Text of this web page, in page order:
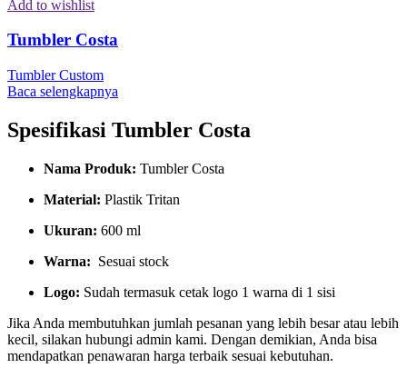
Add to wishlist
Tumbler Costa
Tumbler Custom
Baca selengkapnya
Spesifikasi Tumbler Costa
Nama Produk: Tumbler Costa
Material: Plastik Tritan
Ukuran: 600 ml
Warna: Sesuai stock
Logo: Sudah termasuk cetak logo 1 warna di 1 sisi
Jika Anda membutuhkan jumlah pesanan yang lebih besar atau lebih
kecil, silakan hubungi admin kami. Dengan demikian, Anda bisa
mendapatkan penawaran harga terbaik sesuai kebutuhan.